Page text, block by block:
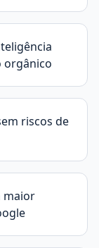
orgânico
riscos de
maior